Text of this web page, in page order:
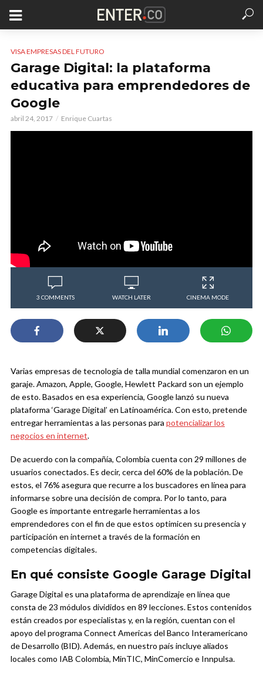
VISA EMPRESAS DEL FUTURO
Garage Digital: la plataforma
educativa para emprendedores de
Google
abril 24, 2017 Enrique Cuartas
3 COMMENTS WATCH LATER CINEMA MODE
Varias empresas de tecnología de talla mundial comenzaron en un
garaje. Amazon, Apple, Google, Hewlett Packard son un ejemplo
de esto. Basados en esa experiencia, Google lanzó su nueva
plataforma ‘Garage Digital’ en Latinoamérica. Con esto, pretende
entregar herramientas a las personas para potencializar los
negocios en internet.
De acuerdo con la compañía, Colombia cuenta con 29 millones de
usuarios conectados. Es decir, cerca del 60% de la población. De
estos, el 76% asegura que recurre a los buscadores en línea para
informarse sobre una decisión de compra. Por lo tanto, para
Google es importante entregarle herramientas a los
emprendedores con el fin de que estos optimicen su presencia y
participación en internet a través de la formación en
competencias digitales.
En qué consiste Google Garage Digital
Garage Digital es una plataforma de aprendizaje en línea que
consta de 23 módulos divididos en 89 lecciones. Estos contenidos
están creados por especialistas y, en la región, cuentan con el
apoyo del programa Connect Americas del Banco Interamericano
de Desarrollo (BID). Además, en nuestro país incluye aliados
locales como IAB Colombia, MinTIC, MinComercio e Innpulsa.